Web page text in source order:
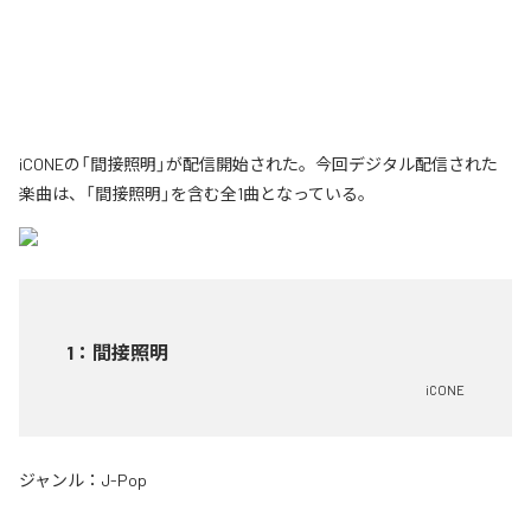
iCONEの「間接照明」が配信開始された。今回デジタル配信された
楽曲は、「間接照明」を含む全1曲となっている。
1 ： 間接照明
iCONE
ジャンル： J-Pop